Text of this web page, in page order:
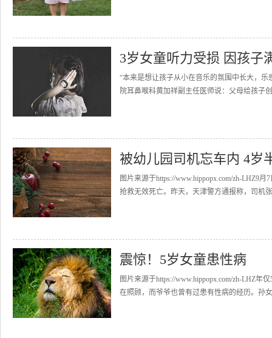
3岁女童听力受损 因孩子
“本来是想让孩子从小在音乐的氛围中长大，
院耳鼻喉科黄加祥副主任医师说：父母给孩子
被幼儿园司机忘车内 4岁
图片来源于https://www.hippopx.com/zh-LHZ9
抢救无效死亡。昨天，天津警方通报称，司机
震惊！5岁女童患性病
图片来源于https://www.hippopx.com/zh-LHZ
在照顾，而爷爷也曾有过患有性病的经历。孙